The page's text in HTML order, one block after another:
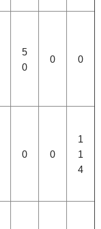
5
0
0 0
0 0
1
1
4